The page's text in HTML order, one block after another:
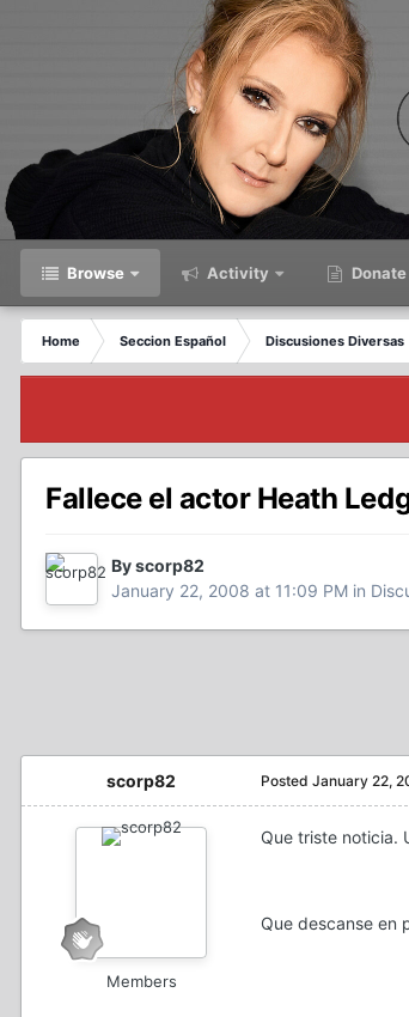
Browse Activity Donate
Home Seccion Español Discusiones Diversas
Fallece el actor Heath
By scorp82
January 22, 2008 at 11:09 PM in
scorp82
Members
Posted January 22,
Que triste noticia.
Que descanse en